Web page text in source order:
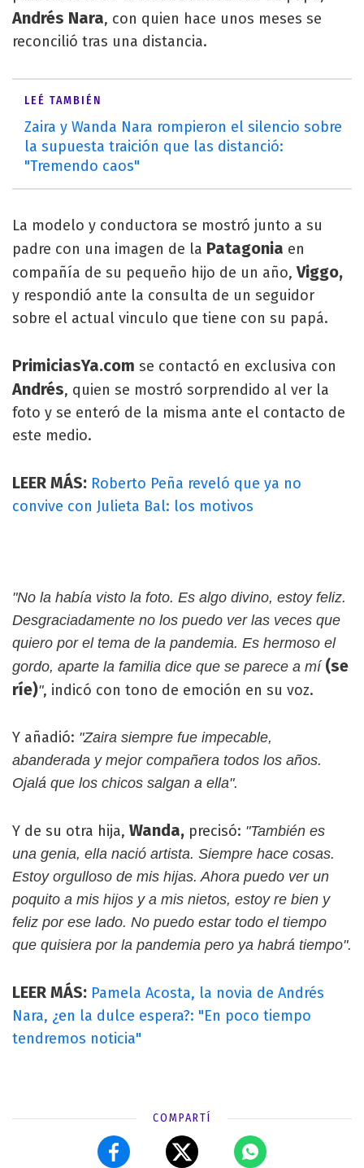
Andrés Nara, con quien hace unos meses se
reconcilió tras una distancia.
LEÉ TAMBIÉN
Zaira y Wanda Nara rompieron el silencio sobre
la supuesta traición que las distanció:
"Tremendo caos"
La modelo y conductora se mostró junto a su
padre con una imagen de la Patagonia en
compañía de su pequeño hijo de un año,Viggo,
y respondió ante la consulta de un seguidor
sobre el actual vinculo que tiene con su papá.
PrimiciasYa.com se contactó en exclusiva con
Andrés, quien se mostró sorprendido al ver la
foto y se enteró de la misma ante el contacto de
este medio.
LEER MÁS: Roberto Peña reveló que ya no
convive con Julieta Bal: los motivos
"No la había visto la foto. Es algo divino, estoy feliz.
Desgraciadamente no los puedo ver las veces que
quiero por el tema de la pandemia. Es hermoso el
gordo, aparte la familia dice que se parece a mí (se
ríe)", indicó con tono de emoción en su voz.
Y añadió: "Zaira siempre fue impecable,
abanderada y mejor compañera todos los años.
Ojalá que los chicos salgan a ella".
Y de su otra hija, Wanda, precisó: "También es
una genia, ella nació artista. Siempre hace cosas.
Estoy orgulloso de mis hijas. Ahora puedo ver un
poquito a mis hijos y a mis nietos, estoy re bien y
feliz por ese lado. No puedo estar todo el tiempo
que quisiera por la pandemia pero ya habrá tiempo".
LEER MÁS: Pamela Acosta, la novia de Andrés
Nara, ¿en la dulce espera?: "En poco tiempo
tendremos noticia"
COMPARTÍ